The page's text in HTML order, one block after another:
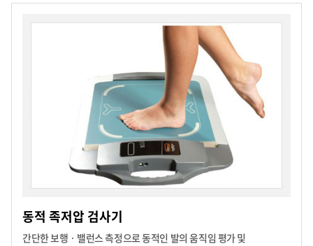
동적 족저압 검사기
간단한 보행ㆍ밸런스 측정으로 동적인 발의 움직임 평가 및